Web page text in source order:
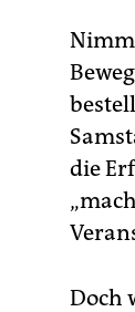
die
Doch